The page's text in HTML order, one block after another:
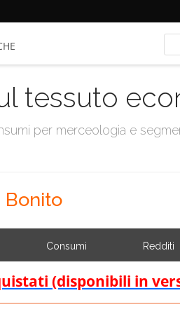
tessuto
per merceologia e
Bonito
Consumi Redditi
(disponibili in